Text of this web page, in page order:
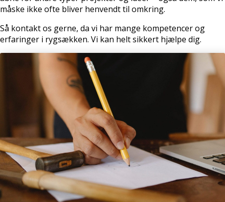
måske ikke ofte bliver henvendt til omkring.
Så kontakt os gerne, da vi har mange kompetencer og
erfaringer i rygsækken. Vi kan helt sikkert hjælpe dig.